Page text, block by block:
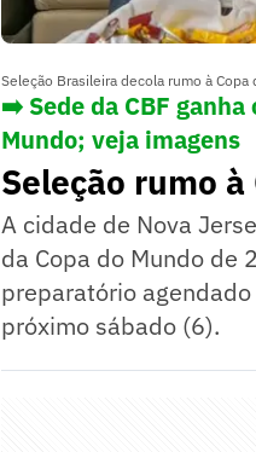
Seleção Brasileira decola rumo à
➡️ Sede da CBF
Mundo; veja imagens
Seleção rumo
A cidade de Nova
da Copa do Mundo de
preparatório
próximo sábado (6).